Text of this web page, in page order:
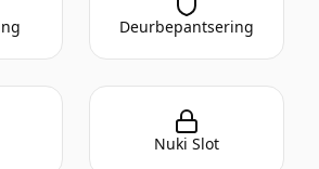
Deurbepantsering
Nuki Slot